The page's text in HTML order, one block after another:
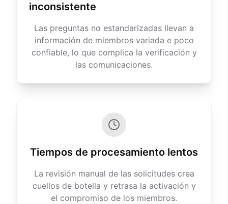
inconsistente
Las preguntas no estandarizadas llevan a
información de miembros variada e poco
confiable, lo que complica la verificación y
las comunicaciones.
Tiempos de procesamiento lentos
La revisión manual de las solicitudes crea
cuellos de botella y retrasa la activación y
el compromiso de los miembros.